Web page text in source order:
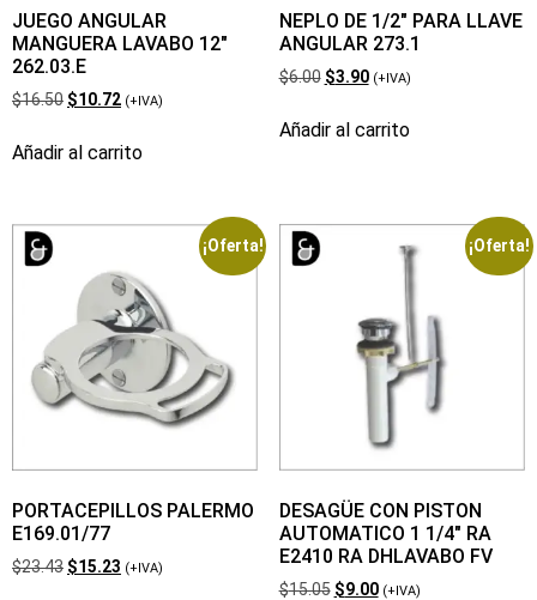
JUEGO ANGULAR
MANGUERA LAVABO 12″
262.03.E
$16.50 $10.72 (+IVA)
Añadir al carrito
NEPLO DE 1/2″ PARA LLAVE
ANGULAR 273.1
$6.00 $3.90 (+IVA)
Añadir al carrito
¡Oferta!
PORTACEPILLOS PALERMO
E169.01/77
$23.43 $15.23 (+IVA)
¡Oferta!
DESAGÜE CON PISTON
AUTOMATICO 1 1/4″ RA
E2410 RA DHLAVABO FV
$15.05 $9.00 (+IVA)